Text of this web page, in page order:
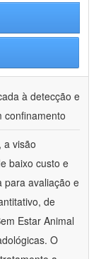
à detecção e
confinamento
a visão
baixo custo e
para avaliação e
de
Estar Animal
O